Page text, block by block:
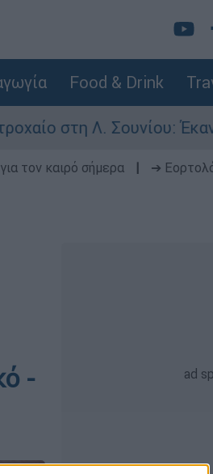
Food & Drink
στη Λ. Σουνίου: Έκανε
τον καιρό σήμερα
➔
-